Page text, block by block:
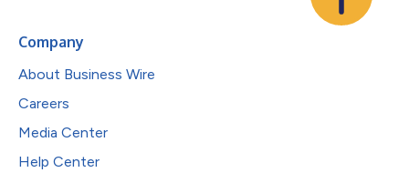
Company
About Business Wire
Careers
Media Center
Help Center